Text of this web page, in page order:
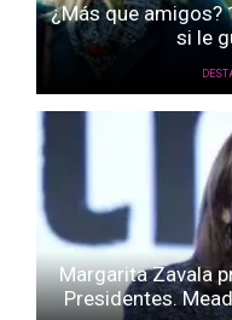
¿Más que amigos?
si le
Margarita Zavala
Presidentes.